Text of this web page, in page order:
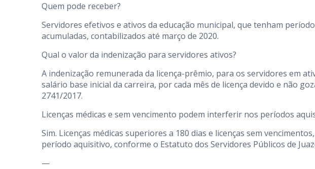
Quem pode receber?
Servidores efetivos e ativos da educação municipal, que tenham
acumuladas, contabilizados até março de 2020.
Qual o valor da indenização para servidores ativos?
A indenização remunerada da licença-prêmio, para os servidores em
salário base inicial da carreira, por cada mês de licença devido e não
2741/2017.
Licenças médicas e sem vencimento podem interferir nos períodos
Sim. Licenças médicas superiores a 180 dias e licenças sem
período aquisitivo, conforme o Estatuto dos Servidores Públicos de
—